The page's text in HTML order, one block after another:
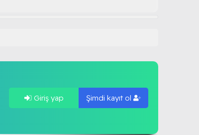
Giriş yap Şimdi kayıt ol